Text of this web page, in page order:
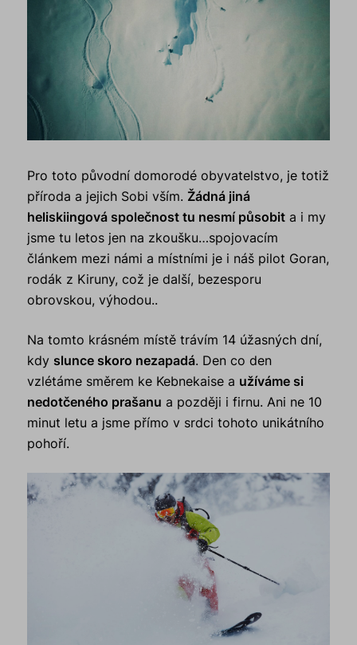
Pro toto původní domorodé obyvatelstvo, je totiž
příroda a jejich Sobi vším. Žádná jiná
heliskiingová společnost tu nesmí působit a i my
jsme tu letos jen na zkoušku…spojovacím
článkem mezi námi a místními je i náš pilot Goran,
rodák z Kiruny, což je další, bezesporu
obrovskou, výhodou..
Na tomto krásném místě trávím 14 úžasných dní,
kdy slunce skoro nezapadá. Den co den
vzlétáme směrem ke Kebnekaise a užíváme si
nedotčeného prašanu a později i firnu. Ani ne 10
minut letu a jsme přímo v srdci tohoto unikátního
pohoří.